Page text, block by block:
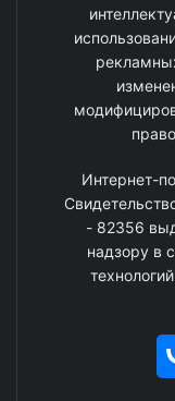
Интернет-
- 82356
надзору в